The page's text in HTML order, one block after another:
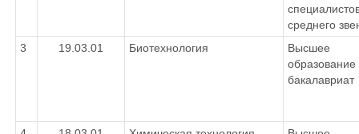
среднего
3
19.03.01 Биотехнология
Высшее
образование
бакалавриат